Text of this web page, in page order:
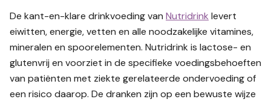
De kant-en-klare drinkvoeding van Nutridrink levert
eiwitten, energie, vetten en alle noodzakelijke vitamines,
mineralen en spoorelementen. Nutridrink is lactose- en
glutenvrij en voorziet in de specifieke voedingsbehoeften
van patiënten met ziekte gerelateerde ondervoeding of
een risico daarop. De dranken zijn op een bewuste wijze